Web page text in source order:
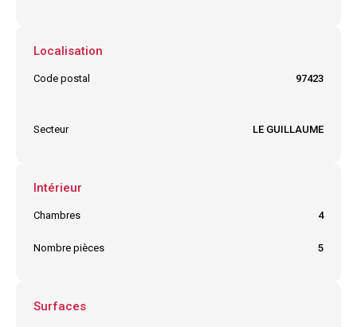
Localisation
Code postal 97423
Secteur
LE GUILLAUME
Intérieur
Chambres 4
Nombre pièces 5
Surfaces